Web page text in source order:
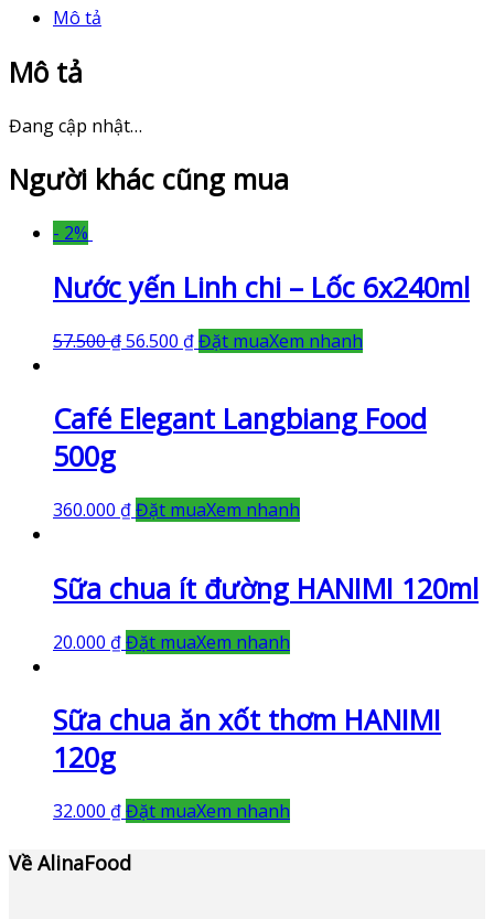
Mô tả
Mô tả
Đang cập nhật…
Người khác cũng mua
- 2%
Nước yến Linh chi – Lốc 6x240ml
57.500₫56.500 ₫Đặt muaXem nhanh
Café Elegant Langbiang Food
500g
360.000 ₫Đặt muaXem nhanh
Sữa chua ít đường HANIMI 120ml
20.000 ₫Đặt muaXem nhanh
Sữa chua ăn xốt thơm HANIMI
120g
32.000 ₫Đặt muaXem nhanh
Về AlinaFood